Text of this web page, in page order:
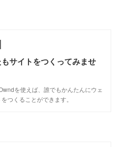
サイトをつくってみませ
を使えば、誰でもかんたんにウェ
つくることができます。